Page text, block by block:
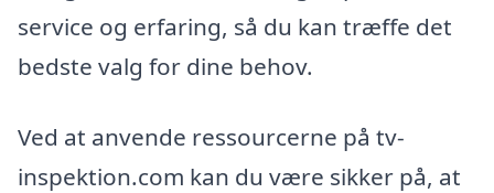
service og erfaring, så du kan træffe det
bedste valg for dine behov.
Ved at anvende ressourcerne på tv-
inspektion.com kan du være sikker på, at